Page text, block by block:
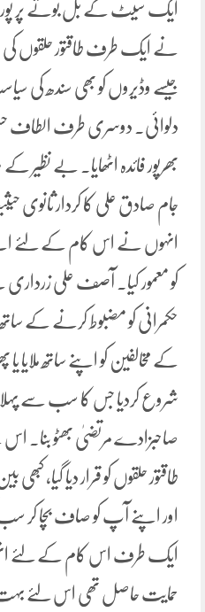
ایک سیٹ کے بل بوتے پر
نے ایک طرف طاقتور حلقوں
جیسے وڈیروں کو بھی سندھ کی
دلوائی۔ دوسری طرف الطاف
بھرپور فائدہ اٹھایا۔ بے
جام صادق علی کا کردار ثانوی حیثیت
انہوں نے اس کام کے لئے
کو معمور کیا۔ آصف علی زرداری
حکمرانی کو مضبوط کرنے کے
کے مخالفین کو اپنے ساتھ ملایا
شروع کردیا جس کا سب سے پہلا
صاحبزادے مرتضیٰ بھٹو بنا۔ اس
طاقتور حلقوں کو قرار دیا گیا، کبھی
اور اپنے آپ کو صاف بچا کر سب
ایک طرف اس کام کے لئے
حمایت حاصل تھی اس لئے بہت